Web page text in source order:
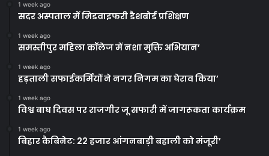
1 week ago
सदर अस्पताल में मिडवाइफरी डैशबोर्ड प्रशिक्षण
1 week ago
समस्तीपुर महिला कॉलेज में नशा मुक्ति अभियान’
1 week ago
हड़ताली सफाईकर्मियों ने नगर निगम का घेराव किया’
1 week ago
विश्व बाघ दिवस पर राजगीर जू सफारी में जागरूकता कार्यक्रम
1 week ago
बिहार कैबिनेट: 22 हजार आंगनबाड़ी बहाली को मंजूरी’